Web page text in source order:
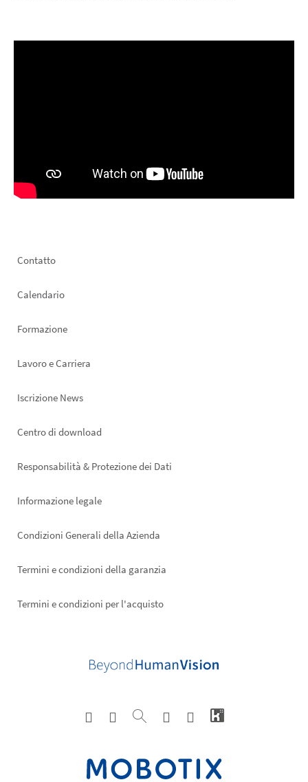
Footer
Contatto
Calendario
Formazione
Lavoro e Carriera
Iscrizione News
Footer
Centro di download
Responsabilità & Protezione dei Dati
Informazione legale
Condizioni Generali della Azienda
Termini e condizioni della garanzia
Termini e condizioni per l'acquisto